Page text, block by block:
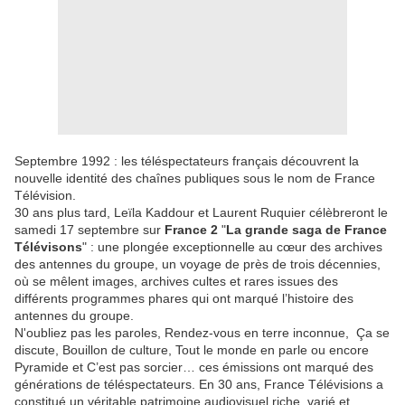
Septembre 1992 : les téléspectateurs français découvrent la
nouvelle identité des chaînes publiques sous le nom de France
Télévision.
30 ans plus tard, Leïla Kaddour et Laurent Ruquier célèbreront le
samedi 17 septembre sur France 2 "La grande saga de France
Télévisons" : une plongée exceptionnelle au cœur des archives
des antennes du groupe, un voyage de près de trois décennies,
où se mêlent images, archives cultes et rares issues des
différents programmes phares qui ont marqué l’histoire des
antennes du groupe.
N'oubliez pas les paroles, Rendez-vous en terre inconnue, Ça se
discute, Bouillon de culture, Tout le monde en parle ou encore
Pyramide et C’est pas sorcier… ces émissions ont marqué des
générations de téléspectateurs. En 30 ans, France Télévisions a
constitué un véritable patrimoine audiovisuel riche, varié et